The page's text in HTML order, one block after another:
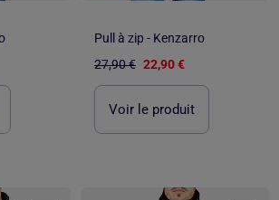
Pull à zip - Kenzarro
27,90 € 22,90 €
Voir le produit